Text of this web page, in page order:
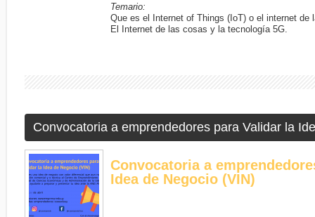
Temario:
Que es el Internet of Things (IoT) o el internet de
El Internet de las cosas y la tecnología 5G.
Convocatoria a emprendedores para Validar la
Convocatoria a
Idea de Negocio (VIN)